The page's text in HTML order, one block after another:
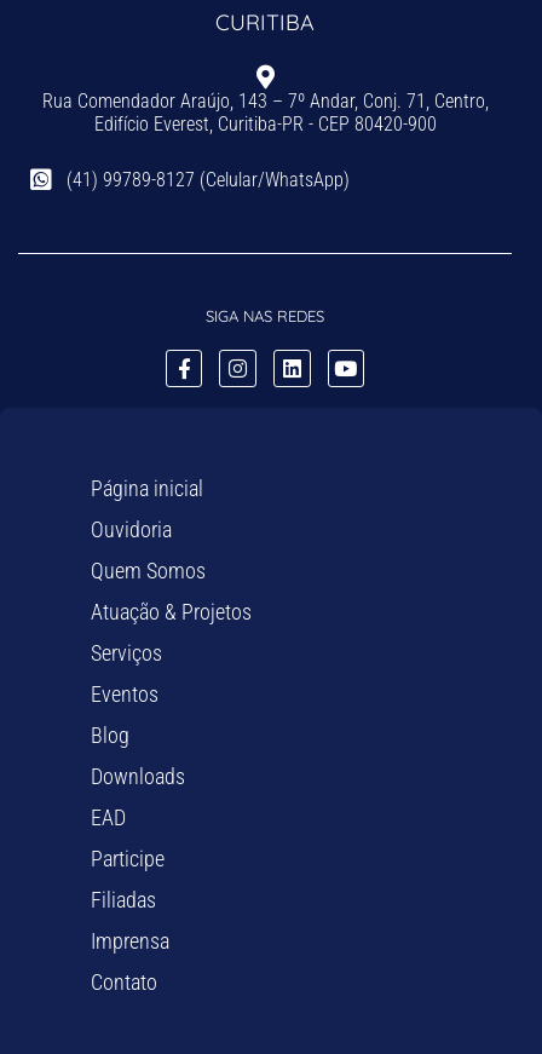
CURITIBA
Rua Comendador Araújo, 143 – 7º Andar, Conj. 71, Centro,
Edifício Everest, Curitiba-PR - CEP 80420-900
(41) 99789-8127 (Celular/WhatsApp)
SIGA NAS REDES
Página inicial
Ouvidoria
Quem Somos
Atuação & Projetos
Serviços
Eventos
Blog
Downloads
EAD
Participe
Filiadas
Imprensa
Contato